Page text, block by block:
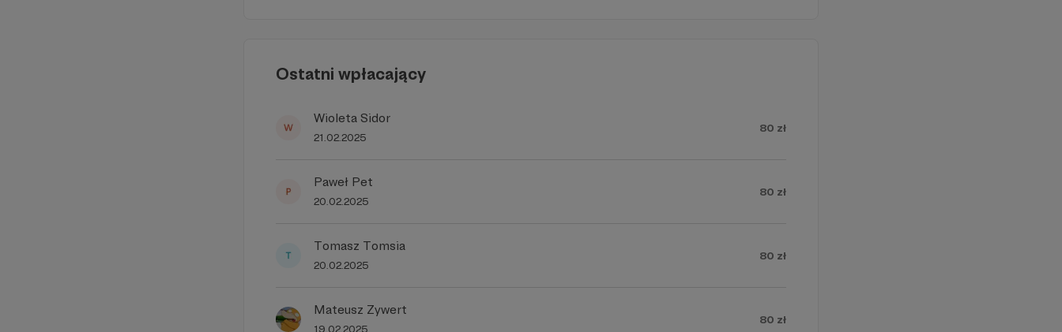
Ostatni wpłacający
Wioleta Sidor
21.02.2025
80 zł
Paweł Pet
20.02.2025
80 zł
Tomasz Tomsia
20.02.2025
80 zł
Mateusz Zywert
19.02.2025
80 zł